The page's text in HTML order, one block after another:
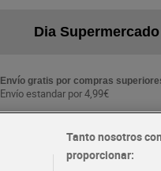
Dia
Envío gratis por compras
Envío estandar por 4,99€
Folletos y Tiendas
Tanto nosotros
proporcionar: